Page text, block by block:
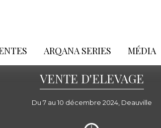
ARQANA SERIES MÉDIA
VENTE D'ELEVAGE
Du 7 au 10 décembre 2024, Deauville